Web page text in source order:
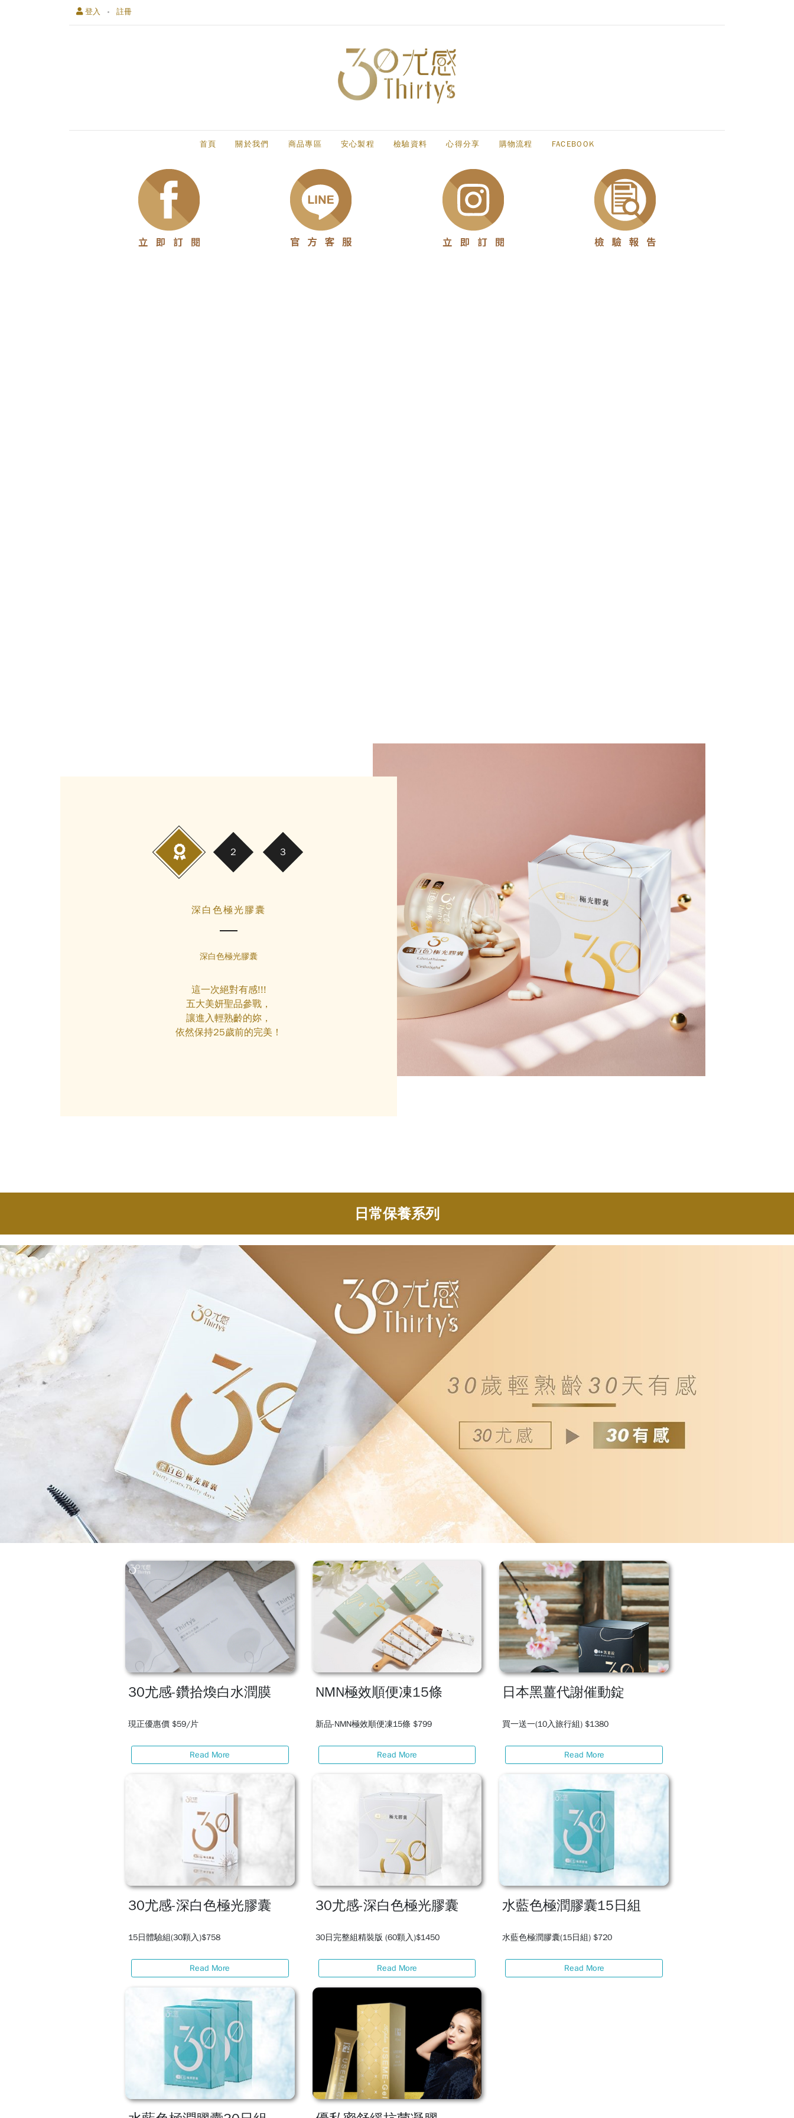
首頁 關於我們 商品專區 安心製程 檢驗資料 心得分享 購物流程 FACEBOOK
登入 註冊
深白色極光膠囊
深白色極光膠囊
這一次絕對有感!!!
五大美妍聖品參戰，
讓進入輕熟齡的妳，
依然保持25歲前的完美！
日常保養系列
30尤感-鑽拾煥白水潤膜
現正優惠價 $59/片
Read More
NMN極效順便凍15條
新品-NMN極效順便凍15條 $799
Read More
日本黑薑代謝催動錠
買一送一(10入旅行組) $1380
Read More
30尤感-深白色極光膠囊
15日體驗組(30顆入)$758
Read More
30尤感-深白色極光膠囊
30日完整組精裝版 (60顆入)$1450
Read More
水藍色極潤膠囊15日組
水藍色極潤膠囊(15日組) $720
Read More